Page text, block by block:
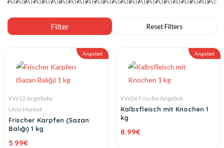
Angebot
KW12 Angebote
Ünlü Market
Frischer Karpfen (Sazan
Balığı) 1 kg
5.99€
Angebot
KW26 Frische Angebot
Kalbsfleisch mit Knochen 1
kg
8.99€